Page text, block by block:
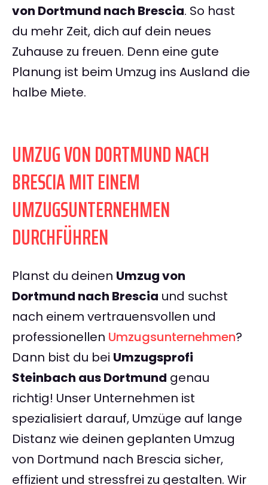
von Dortmund nach Brescia. So hast
du mehr Zeit, dich auf dein neues
Zuhause zu freuen. Denn eine gute
Planung ist beim Umzug ins Ausland die
halbe Miete.
UMZUG VON DORTMUND NACH
BRESCIA MIT EINEM
UMZUGSUNTERNEHMEN
DURCHFÜHREN
Planst du deinen Umzug von
Dortmund nach Brescia und suchst
nach einem vertrauensvollen und
professionellen Umzugsunternehmen?
Dann bist du bei Umzugsprofi
Steinbach aus Dortmund genau
richtig! Unser Unternehmen ist
spezialisiert darauf, Umzüge auf lange
Distanz wie deinen geplanten Umzug
von Dortmund nach Brescia sicher,
effizient und stressfrei zu gestalten. Wir